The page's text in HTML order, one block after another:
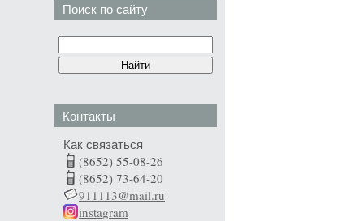
Поиск по сайту
Контакты
Как связаться
(8652) 55-08-26
(8652) 73-64-20
911113@mail.ru
instagram